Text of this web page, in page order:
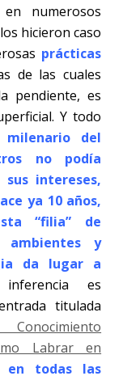
numerosos
hicieron caso
prácticas
de las cuales
pendiente, es
Y todo
milenario del
no podía
intereses,
ya 10 años,
“filia” de
ambientes y
da lugar a
es
titulada
Labrar en
en todas las